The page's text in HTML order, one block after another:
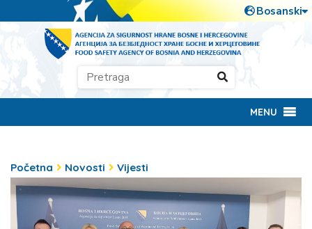
MENU
Početna Novosti Vijesti